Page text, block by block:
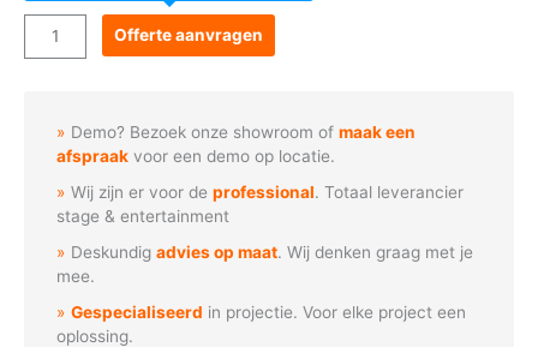
Acme
ELLIPSOIDAL
aantal
Offerte aanvragen
Demo? Bezoek onze showroom ofmaak een
afspraak voor een demo op locatie.
Wij zijn er voor deprofessional. Totaal leverancier
stage & entertainment
Deskundigadvies op maat. Wij denken graag met je
mee.
Gespecialiseerd in projectie. Voor elke project een
oplossing.